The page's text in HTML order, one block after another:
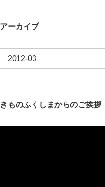
アーカイブ
きものふくしまからのご挨拶